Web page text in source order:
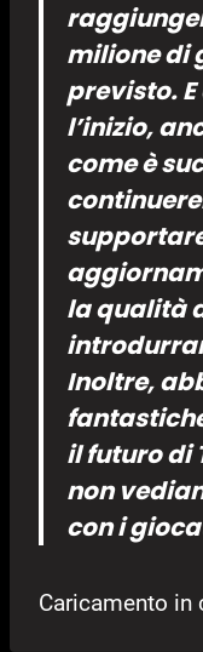
milione di
previsto.
l’inizio,
come è
la qualità
Inoltre,
il futuro di
non
con i
Caricamento in